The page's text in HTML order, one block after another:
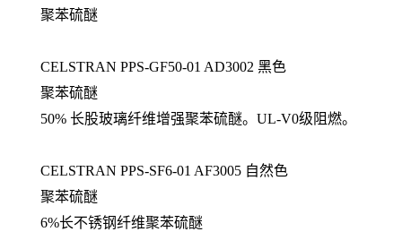
聚苯硫醚
CELSTRAN PPS-GF50-01 AD3002 黑色
聚苯硫醚
50% 长股玻璃纤维增强聚苯硫醚。UL-V0级阻燃。
CELSTRAN PPS-SF6-01 AF3005 自然色
聚苯硫醚
6%长不锈钢纤维聚苯硫醚